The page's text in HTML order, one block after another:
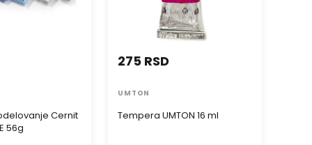
Cernit
56g
Tempera UMTON 16 ml
275 RSD
UMTON